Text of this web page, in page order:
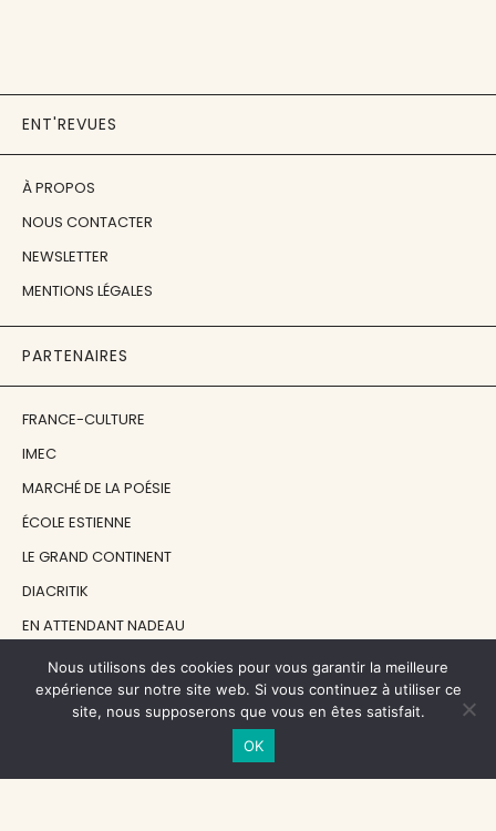
ENT'REVUES
À PROPOS
NOUS CONTACTER
NEWSLETTER
MENTIONS LÉGALES
PARTENAIRES
FRANCE-CULTURE
IMEC
MARCHÉ DE LA POÉSIE
ÉCOLE ESTIENNE
LE GRAND CONTINENT
DIACRITIK
EN ATTENDANT NADEAU
NOS SOUTIENS
Nous utilisons des cookies pour vous garantir la meilleure
expérience sur notre site web. Si vous continuez à utiliser ce
site, nous supposerons que vous en êtes satisfait.
OK